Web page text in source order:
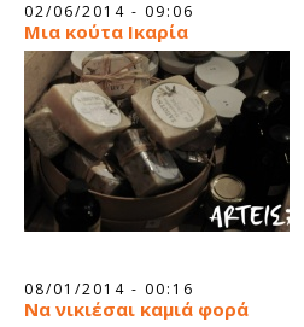
02/06/2014 - 09:06
Μια κούτα Ικαρία
08/01/2014 - 00:16
Να νικιέσαι καμιά φορά